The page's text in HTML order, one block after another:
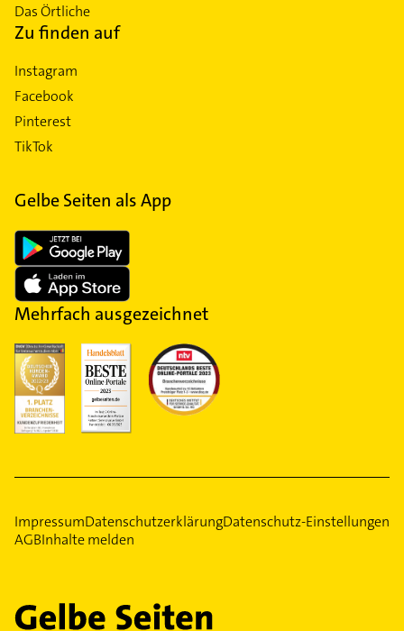
Das Örtliche
Zu finden auf
Instagram
Facebook
Pinterest
TikTok
Gelbe Seiten als App
Mehrfach ausgezeichnet
ImpressumDatenschutzerklärungDatenschutz-Einstellungen
AGBInhalte melden